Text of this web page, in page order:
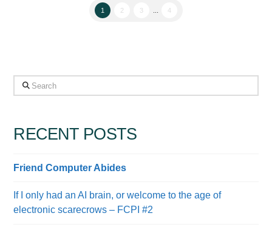
1 2 3 4
Search
RECENT POSTS
Friend Computer Abides
If I only had an AI brain, or welcome to the age of
electronic scarecrows – FCPI #2